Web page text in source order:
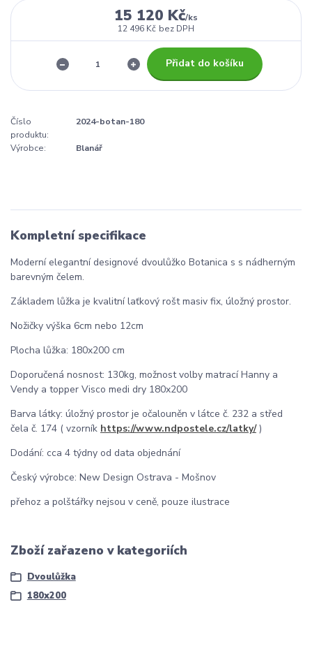
15 120 Kč/ks
12 496 Kč bez DPH
Přidat do košíku
Číslo
produktu:
2024-botan-180
Výrobce: Blanář
Kompletní specifikace
Moderní elegantní designové dvoulůžko Botanica s s nádherným
barevným čelem.
Základem lůžka je kvalitní laťkový rošt masiv fix, úložný prostor.
Nožičky výška 6cm nebo 12cm
Plocha lůžka: 180x200 cm
Doporučená nosnost: 130kg, možnost volby matrací Hanny a
Vendy a topper Visco medi dry 180x200
Barva látky: úložný prostor je očalouněn v látce č. 232 a střed
čela č. 174 ( vzorník https://www.ndpostele.cz/latky/)
Dodání: cca 4 týdny od data objednání
Český výrobce: New Design Ostrava - Mošnov
přehoz a polštářky nejsou v ceně, pouze ilustrace
Zboží zařazeno v kategoriích
Dvoulůžka
180x200